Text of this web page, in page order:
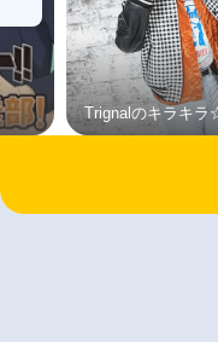
Trignalのキラキラ